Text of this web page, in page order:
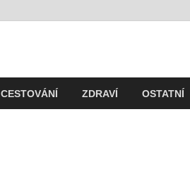
CESTOVÁNÍ ZDRAVÍ OSTATNÍ